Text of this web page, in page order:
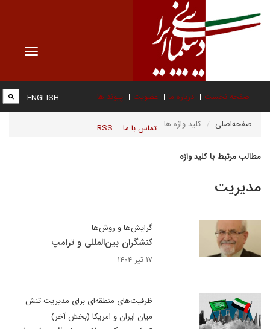
Toggle
صفحه نخست درباره ما عضویت پیوند ها
تماس با ما RSS
ENGLISH
صفحه‌اصلی کلید واژه ها
مطالب مرتبط با کلید واژه
مدیریت
گرایش‌ها و روش‌ها
کنشگران بین‌المللی و ترامپ
۱۷ تیر ۱۴۰۴
ظرفیت‌های منطقه‌ای برای مدیریت تنش
میان ایران و امریکا (بخش آخر)